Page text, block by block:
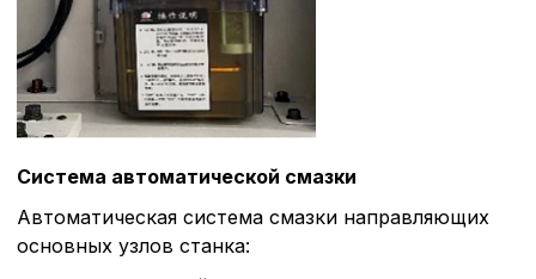
Система автоматической смазки
Автоматическая система смазки направляющих
основных узлов станка: